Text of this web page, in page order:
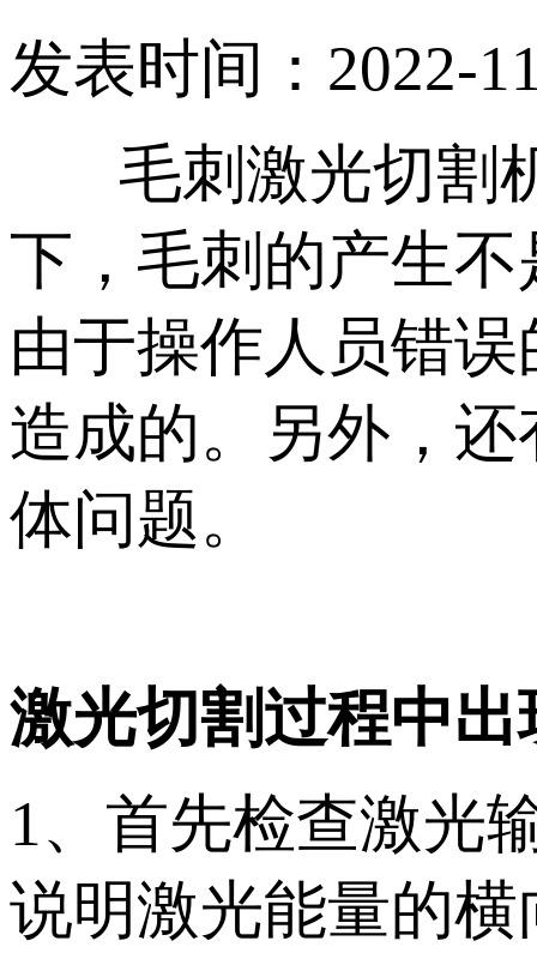
发表时间：2022-
毛刺激光切割机
下，毛刺的产生
由于操作人员错
造成的。另外，
体问题。
激光切割过程中
1、首先检查激光
说明激光能量的